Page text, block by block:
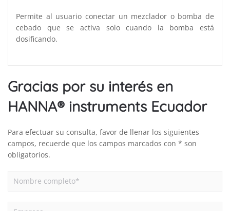
Permite al usuario conectar un mezclador o bomba de
cebado que se activa solo cuando la bomba está
dosificando.
Gracias por su interés en
HANNA® instruments Ecuador
Para efectuar su consulta, favor de llenar los siguientes
campos, recuerde que los campos marcados con * son
obligatorios.